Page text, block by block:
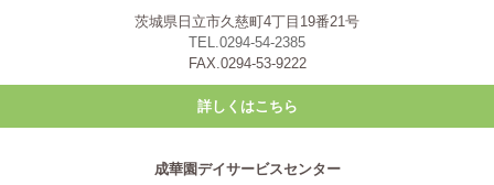
茨城県日立市久慈町4丁目19番21号
TEL.0294-54-2385
FAX.0294-53-9222
詳しくはこちら
成華園デイサービスセンター